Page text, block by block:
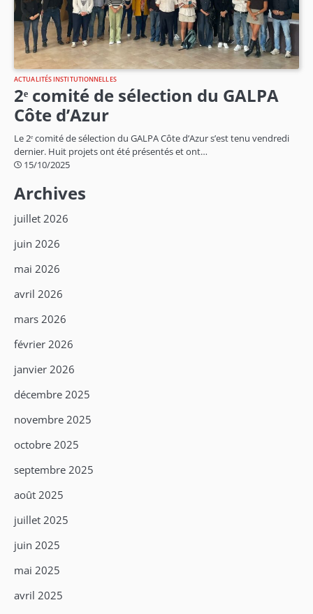
ACTUALITÉS INSTITUTIONNELLES
2ᵉ comité de sélection du GALPA
Côte d’Azur
Le 2ᵉ comité de sélection du GALPA Côte d’Azur s’est tenu vendredi
dernier. Huit projets ont été présentés et ont…
15/10/2025
Archives
juillet 2026
juin 2026
mai 2026
avril 2026
mars 2026
février 2026
janvier 2026
décembre 2025
novembre 2025
octobre 2025
septembre 2025
août 2025
juillet 2025
juin 2025
mai 2025
avril 2025